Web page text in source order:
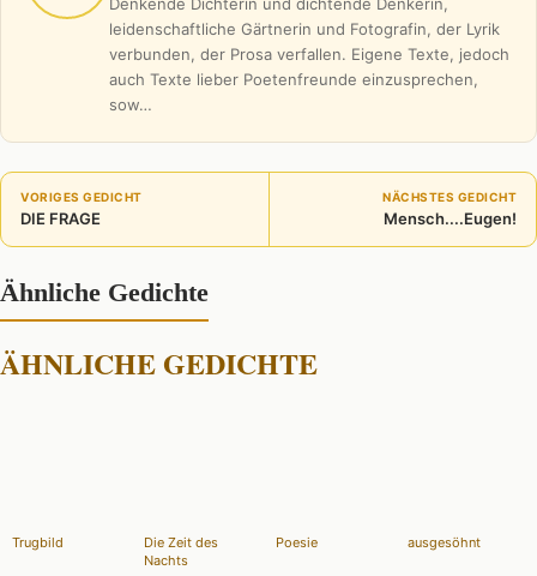
Denkende Dichterin und dichtende Denkerin,
leidenschaftliche Gärtnerin und Fotografin, der Lyrik
verbunden, der Prosa verfallen. Eigene Texte, jedoch
auch Texte lieber Poetenfreunde einzusprechen,
sow…
VORIGES GEDICHT
DIE FRAGE
NÄCHSTES GEDICHT
Mensch....Eugen!
Ähnliche Gedichte
ÄHNLICHE GEDICHTE
Trugbild
Die Zeit des
Nachts
Poesie ausgesöhnt